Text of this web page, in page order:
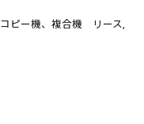
コピー機、複合機 リース